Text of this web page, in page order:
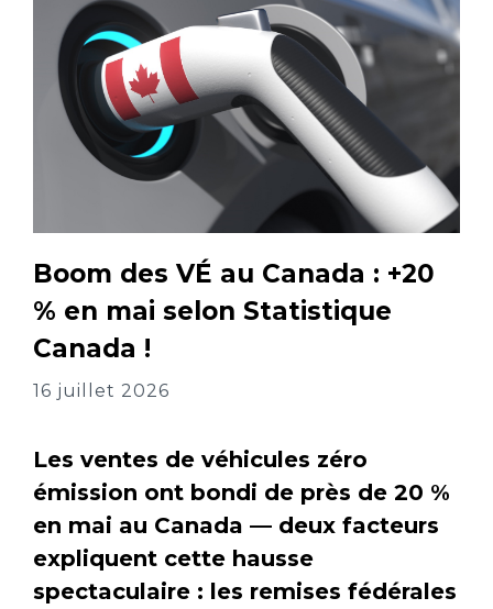
Boom des VÉ au Canada : +20
% en mai selon Statistique
Canada !
16 juillet 2026
Les ventes de véhicules zéro
émission ont bondi de près de 20 %
en mai au Canada — deux facteurs
expliquent cette hausse
spectaculaire : les remises fédérales